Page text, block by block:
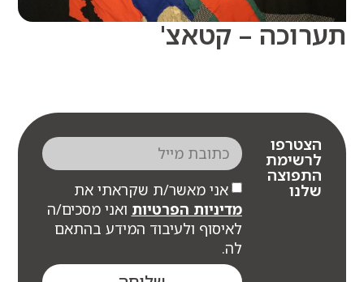
– קטאצ'
אני מאשר/ת שקראתי את
מדיניות הפרטיותואני מסכים/ה
לאיסוף ולעיבוד המידע בהתאם